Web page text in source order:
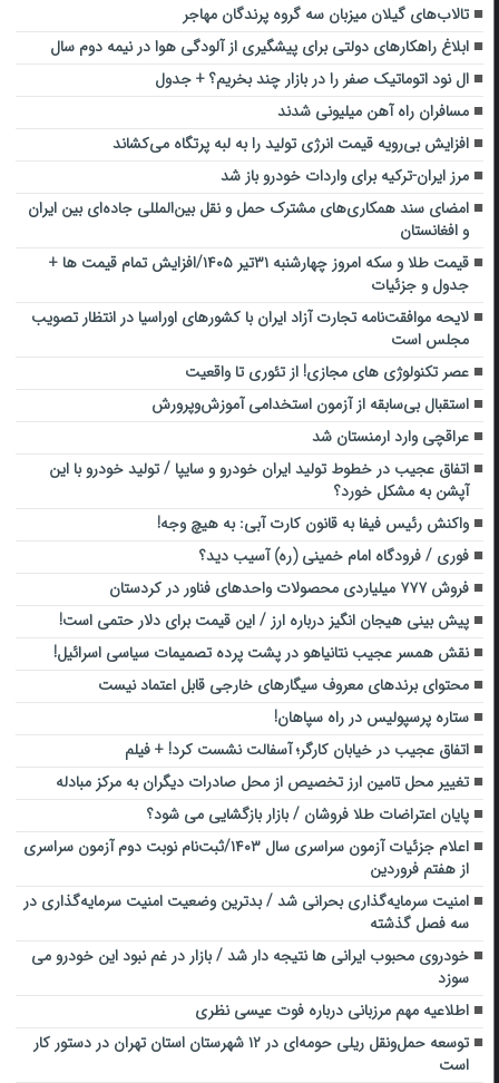
تالاب‌های گیلان میزبان سه گروه پرندگان مهاجر
ابلاغ راهکارهای دولتی برای پیشگیری از آلودگی هوا در نیمه دوم سال
ال نود اتوماتیک صفر را در بازار چند بخریم؟ + جدول
مسافران راه آهن میلیونی شدند
افزایش بی‌رویه قیمت انرژی تولید را به لبه پرتگاه می‌کشاند
مرز ایران-ترکیه برای واردات خودرو باز شد
امضای سند همکاری‌های مشترک حمل و نقل بین‌المللی جاده‌ای بین ایران
و افغانستان
قیمت طلا و سکه امروز چهارشنبه ۳۱تیر ۱۴۰۵/افزایش تمام قیمت ها +
جدول و جزئیات
لایحه موافقت‌نامه تجارت آزاد ایران با کشورهای اوراسیا در انتظار تصویب
مجلس است
عصر تکنولوژی های مجازی! از تئوری تا واقعیت
استقبال بی‌سابقه از آزمون استخدامی آموزش‌وپرورش
عراقچی وارد ارمنستان شد
اتفاق عجیب در خطوط تولید ایران خودرو و سایپا / تولید خودرو با این
آپشن به مشکل خورد؟
واکنش رئیس فیفا به قانون کارت آبی: به هیچ وجه!
فوری / فرودگاه امام خمینی (ره) آسیب دید؟
فروش ۷۷۷ میلیاردی محصولات واحدهای فناور در کردستان
پیش بینی هیجان انگیز درباره ارز / این قیمت برای دلار حتمی است!
نقش همسر عجیب نتانیاهو در پشت پرده تصمیمات سیاسی اسرائیل!
محتوای برندهای معروف سیگارهای خارجی قابل اعتماد نیست
ستاره پرسپولیس در راه سپاهان!
اتفاق عجیب در خیابان کارگر؛ آسفالت نشست کرد! + فیلم
تغییر محل تامین ارز تخصیص‌ از محل صادرات دیگران به مرکز مبادله
پایان اعتراضات طلا فروشان / بازار بازگشایی می شود؟
اعلام جزئیات آزمون سراسری سال ۱۴۰۳/ثبت‌نام نوبت دوم آزمون سراسری
از هفتم فروردین
امنیت سرمایه‌گذاری بحرانی شد / بدترین وضعیت امنیت سرمایه‌گذاری در
سه فصل گذشته
خودروی محبوب ایرانی ها نتیجه دار شد / بازار در غم نبود این خودرو می
سوزد
اطلاعیه مهم مرزبانی درباره فوت عیسی نظری
توسعه حمل‌ونقل ریلی حومه‌ای در ۱۲ شهرستان استان تهران در دستور کار
است